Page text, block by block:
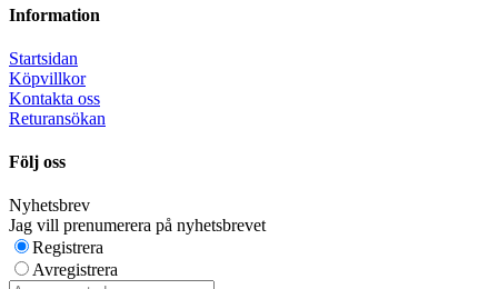
Information
Startsidan
Köpvillkor
Kontakta oss
Returansökan
Följ oss
Nyhetsbrev
Jag vill prenumerera på nyhetsbrevet
Registrera
Avregistrera